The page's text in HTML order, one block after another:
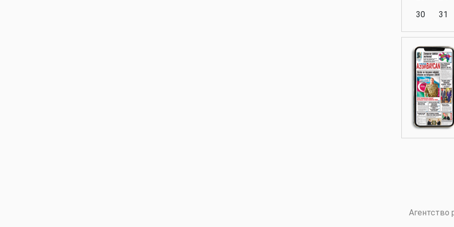
Аналитика
Аналитика
30
31
Агентство